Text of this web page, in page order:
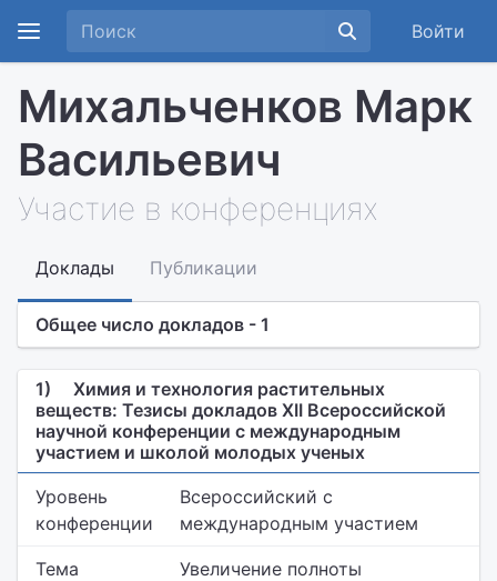
Войти
Михальченков Марк
Васильевич
Участие в конференциях
Доклады Публикации
Общее число докладов - 1
1)
Химия и технология растительных
веществ: Тезисы докладов XII Всероссийской
научной конференции с международным
участием и школой молодых ученых
Уровень
конференции
Всероссийский с
международным участием
Тема
Увеличение полноты